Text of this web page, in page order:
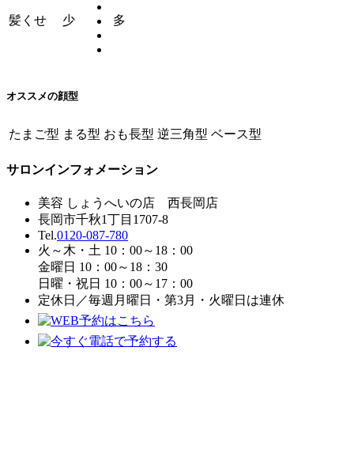
髪くせ 少 多
オススメの顔型
たまご型 まる型 おも長型 逆三角型 ベース型
サロンインフォメーション
美容 しょうへいの店 西長岡店
長岡市千秋1丁目1707-8
Tel.0120-087-780
火～木・土 10：00～18：00
金曜日 10：00～18：30
日曜・祝日 10：00～17：00
定休日／毎週月曜日・第3月・火曜日は連休